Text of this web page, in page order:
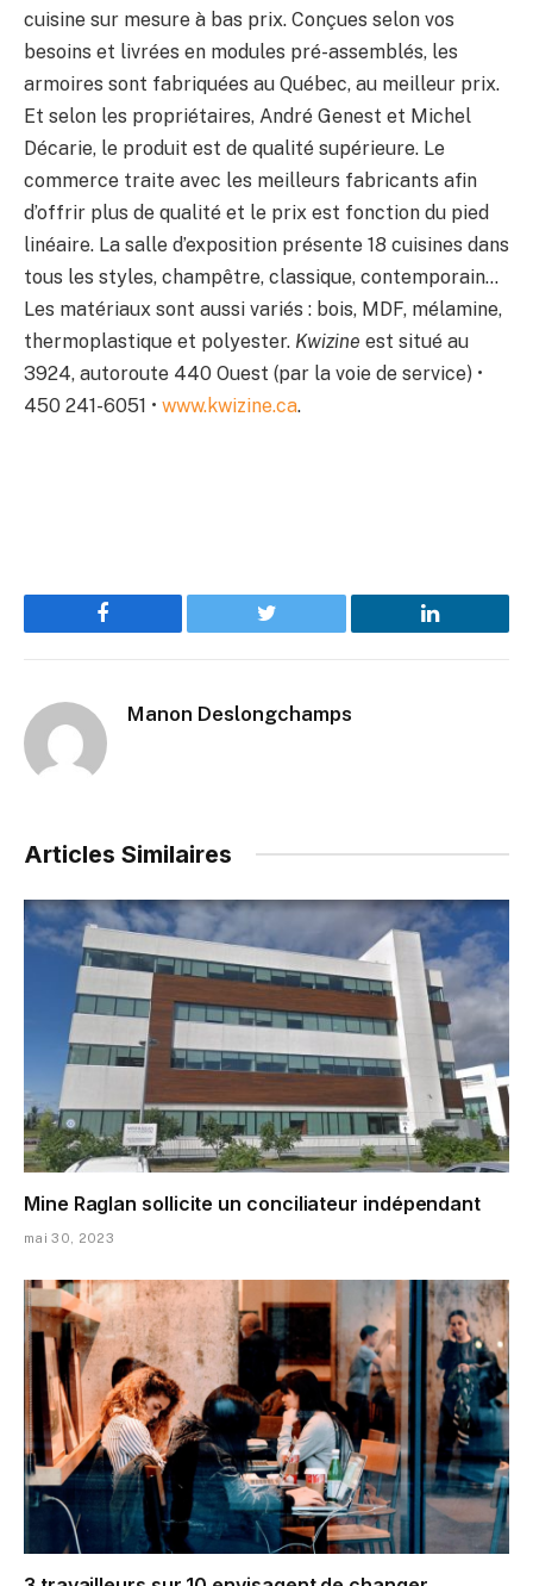
cuisine sur mesure à bas prix. Conçues selon vos
besoins et livrées en modules pré-assemblés, les
armoires sont fabriquées au Québec, au meilleur prix.
Et selon les propriétaires, André Genest et Michel
Décarie, le produit est de qualité supérieure. Le
commerce traite avec les meilleurs fabricants afin
d’offrir plus de qualité et le prix est fonction du pied
linéaire. La salle d’exposition présente 18 cuisines dans
tous les styles, champêtre, classique, contemporain…
Les matériaux sont aussi variés : bois, MDF, mélamine,
thermoplastique et polyester. Kwizine est situé au
3924, autoroute 440 Ouest (par la voie de service) •
450 241-6051 • www.kwizine.ca.
Facebook Twitter LinkedIn
Manon Deslongchamps
Articles Similaires
Mine Raglan sollicite un conciliateur indépendant
mai 30, 2023